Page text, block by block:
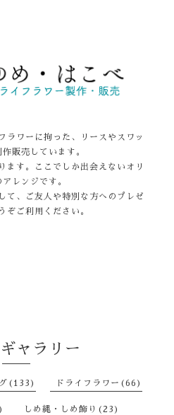
ラワーに拘った、リースやスワッ
販売しています。
ます。ここでしか出会えないオリ
アレンジです。
て、ご友人や特別な方へのプレゼ
ぞご利用ください。
ャラリー
(133) ドライフラワー(66)
しめ縄・しめ飾り(23)